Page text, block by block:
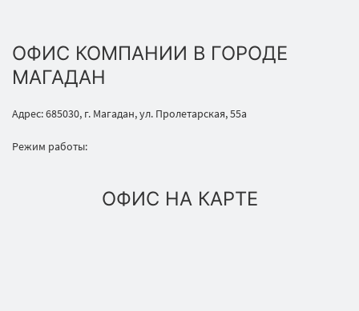
ОФИС КОМПАНИИ В ГОРОДЕ
МАГАДАН
Адрес: 685030, г. Магадан, ул. Пролетарская, 55а
Режим работы:
ОФИС НА КАРТЕ